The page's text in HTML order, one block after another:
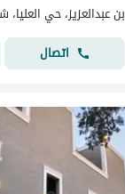
عبدالعزيز، حي
اتصال